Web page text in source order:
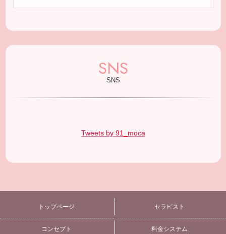
SNS
SNS
Tweets by 91_moca
トップページ セラピスト
コンセプト 料金システム